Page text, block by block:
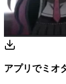
アプリでミオ